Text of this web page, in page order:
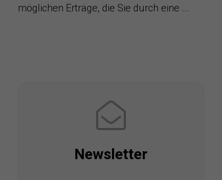
möglichen Erträge, die Sie durch eine ...
Newsletter